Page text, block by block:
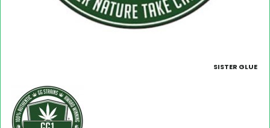
SISTER GLUE